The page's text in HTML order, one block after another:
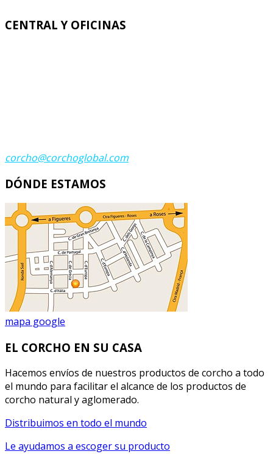
CENTRAL Y OFICINAS
corcho@corchoglobal.com
DÓNDE ESTAMOS
mapa google
EL CORCHO EN SU CASA
Hacemos envíos de nuestros productos de corcho a todo
el mundo para facilitar el alcance de los productos de
corcho natural y aglomerado.
Distribuimos en todo el mundo
Le ayudamos a escoger su producto